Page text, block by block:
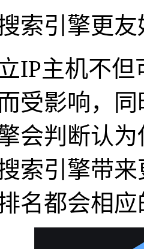
引擎更友
主机不但
受影响，
会判断认
索引擎带
名都会相